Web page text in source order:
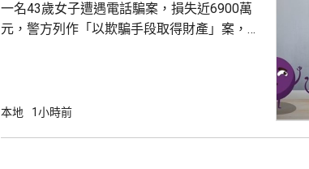
水車及4個水箱提供臨時食水，並派出「供水
特攻隊」提供樽裝水。 受事故...
一名43歲女子遭遇電話騙案，損失近6900萬
元，警方列作「以欺騙手段取得財產」案，暫
於上月2日至本月1日期間，先後轉賬約6894
本地 1小時前